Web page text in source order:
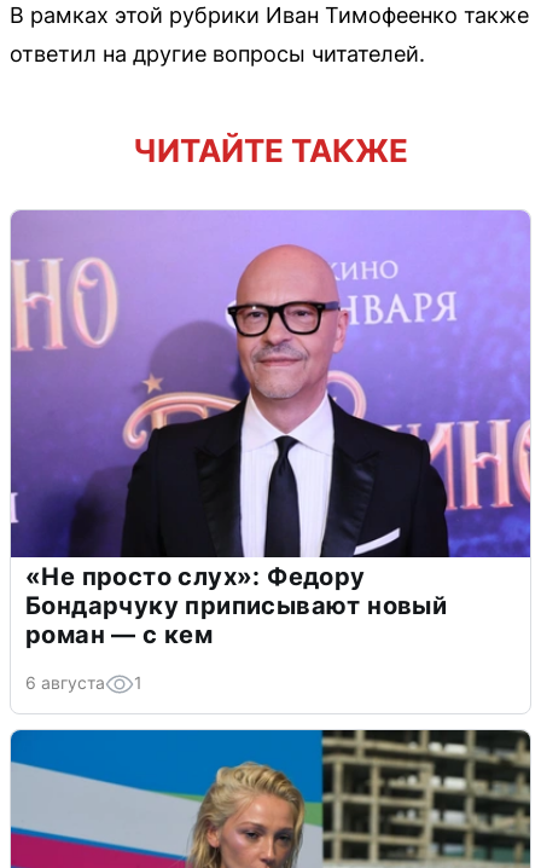
В рамках этой рубрики Иван Тимофеенко также
ответил на другие вопросы читателей.
ЧИТАЙТЕ ТАКЖЕ
«Не просто слух»: Федору
Бондарчуку приписывают новый
роман — с кем
6 августа 1